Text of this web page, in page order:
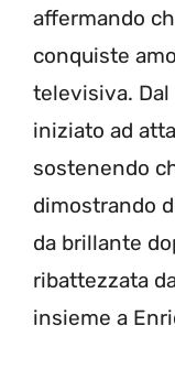
affermando
conquiste
televisiva. Dal
iniziato ad
sostenendo
dimostrando
da brillante
ribattezzata
insieme a